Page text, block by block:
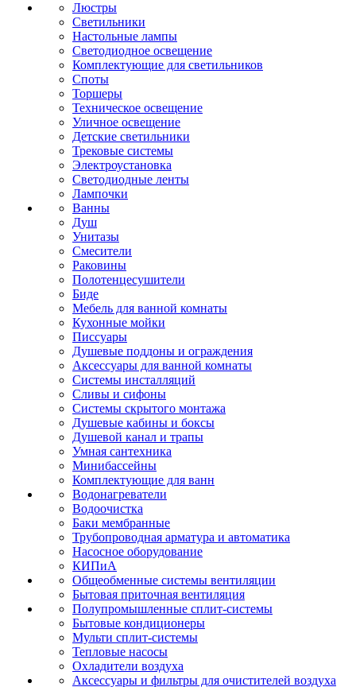
Люстры
Светильники
Настольные лампы
Светодиодное освещение
Комплектующие для светильников
Споты
Торшеры
Техническое освещение
Уличное освещение
Детские светильники
Трековые системы
Электроустановка
Светодиодные ленты
Лампочки
Ванны
Душ
Унитазы
Смесители
Раковины
Полотенцесушители
Биде
Мебель для ванной комнаты
Кухонные мойки
Писсуары
Душевые поддоны и ограждения
Аксессуары для ванной комнаты
Системы инсталляций
Сливы и сифоны
Системы скрытого монтажа
Душевые кабины и боксы
Душевой канал и трапы
Умная сантехника
Минибассейны
Комплектующие для ванн
Водонагреватели
Водоочистка
Баки мембранные
Трубопроводная арматура и автоматика
Насосное оборудование
КИПиА
Общеобменные системы вентиляции
Бытовая приточная вентиляция
Полупромышленные сплит-системы
Бытовые кондиционеры
Мульти сплит-системы
Тепловые насосы
Охладители воздуха
Аксессуары и фильтры для очистителей воздуха